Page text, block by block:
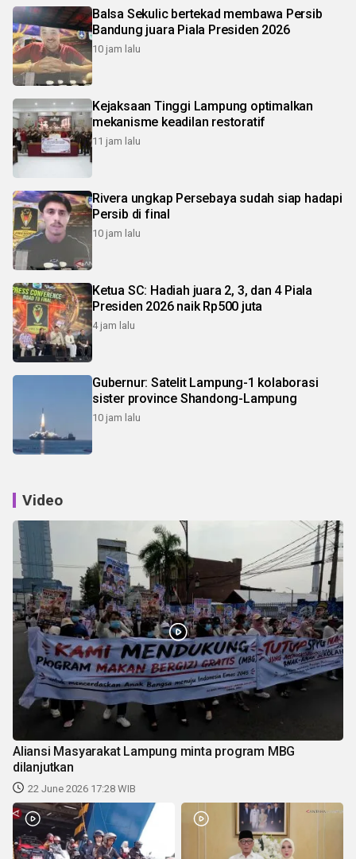
Balsa Sekulic bertekad membawa Persib
Bandung juara Piala Presiden 2026
10 jam lalu
Kejaksaan Tinggi Lampung optimalkan
mekanisme keadilan restoratif
11 jam lalu
Rivera ungkap Persebaya sudah siap hadapi
Persib di final
10 jam lalu
Ketua SC: Hadiah juara 2, 3, dan 4 Piala
Presiden 2026 naik Rp500 juta
4 jam lalu
Gubernur: Satelit Lampung-1 kolaborasi
sister province Shandong-Lampung
10 jam lalu
Video
Aliansi Masyarakat Lampung minta program MBG
dilanjutkan
22 June 2026 17:28 WIB